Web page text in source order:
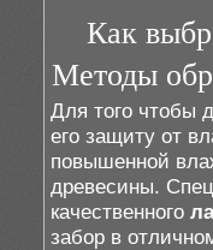
Как
Методы
Для того чтобы
его защиту от
повышенной
древесины.
качественного
забор в